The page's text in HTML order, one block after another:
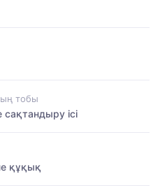
тобы
ісі
құқық